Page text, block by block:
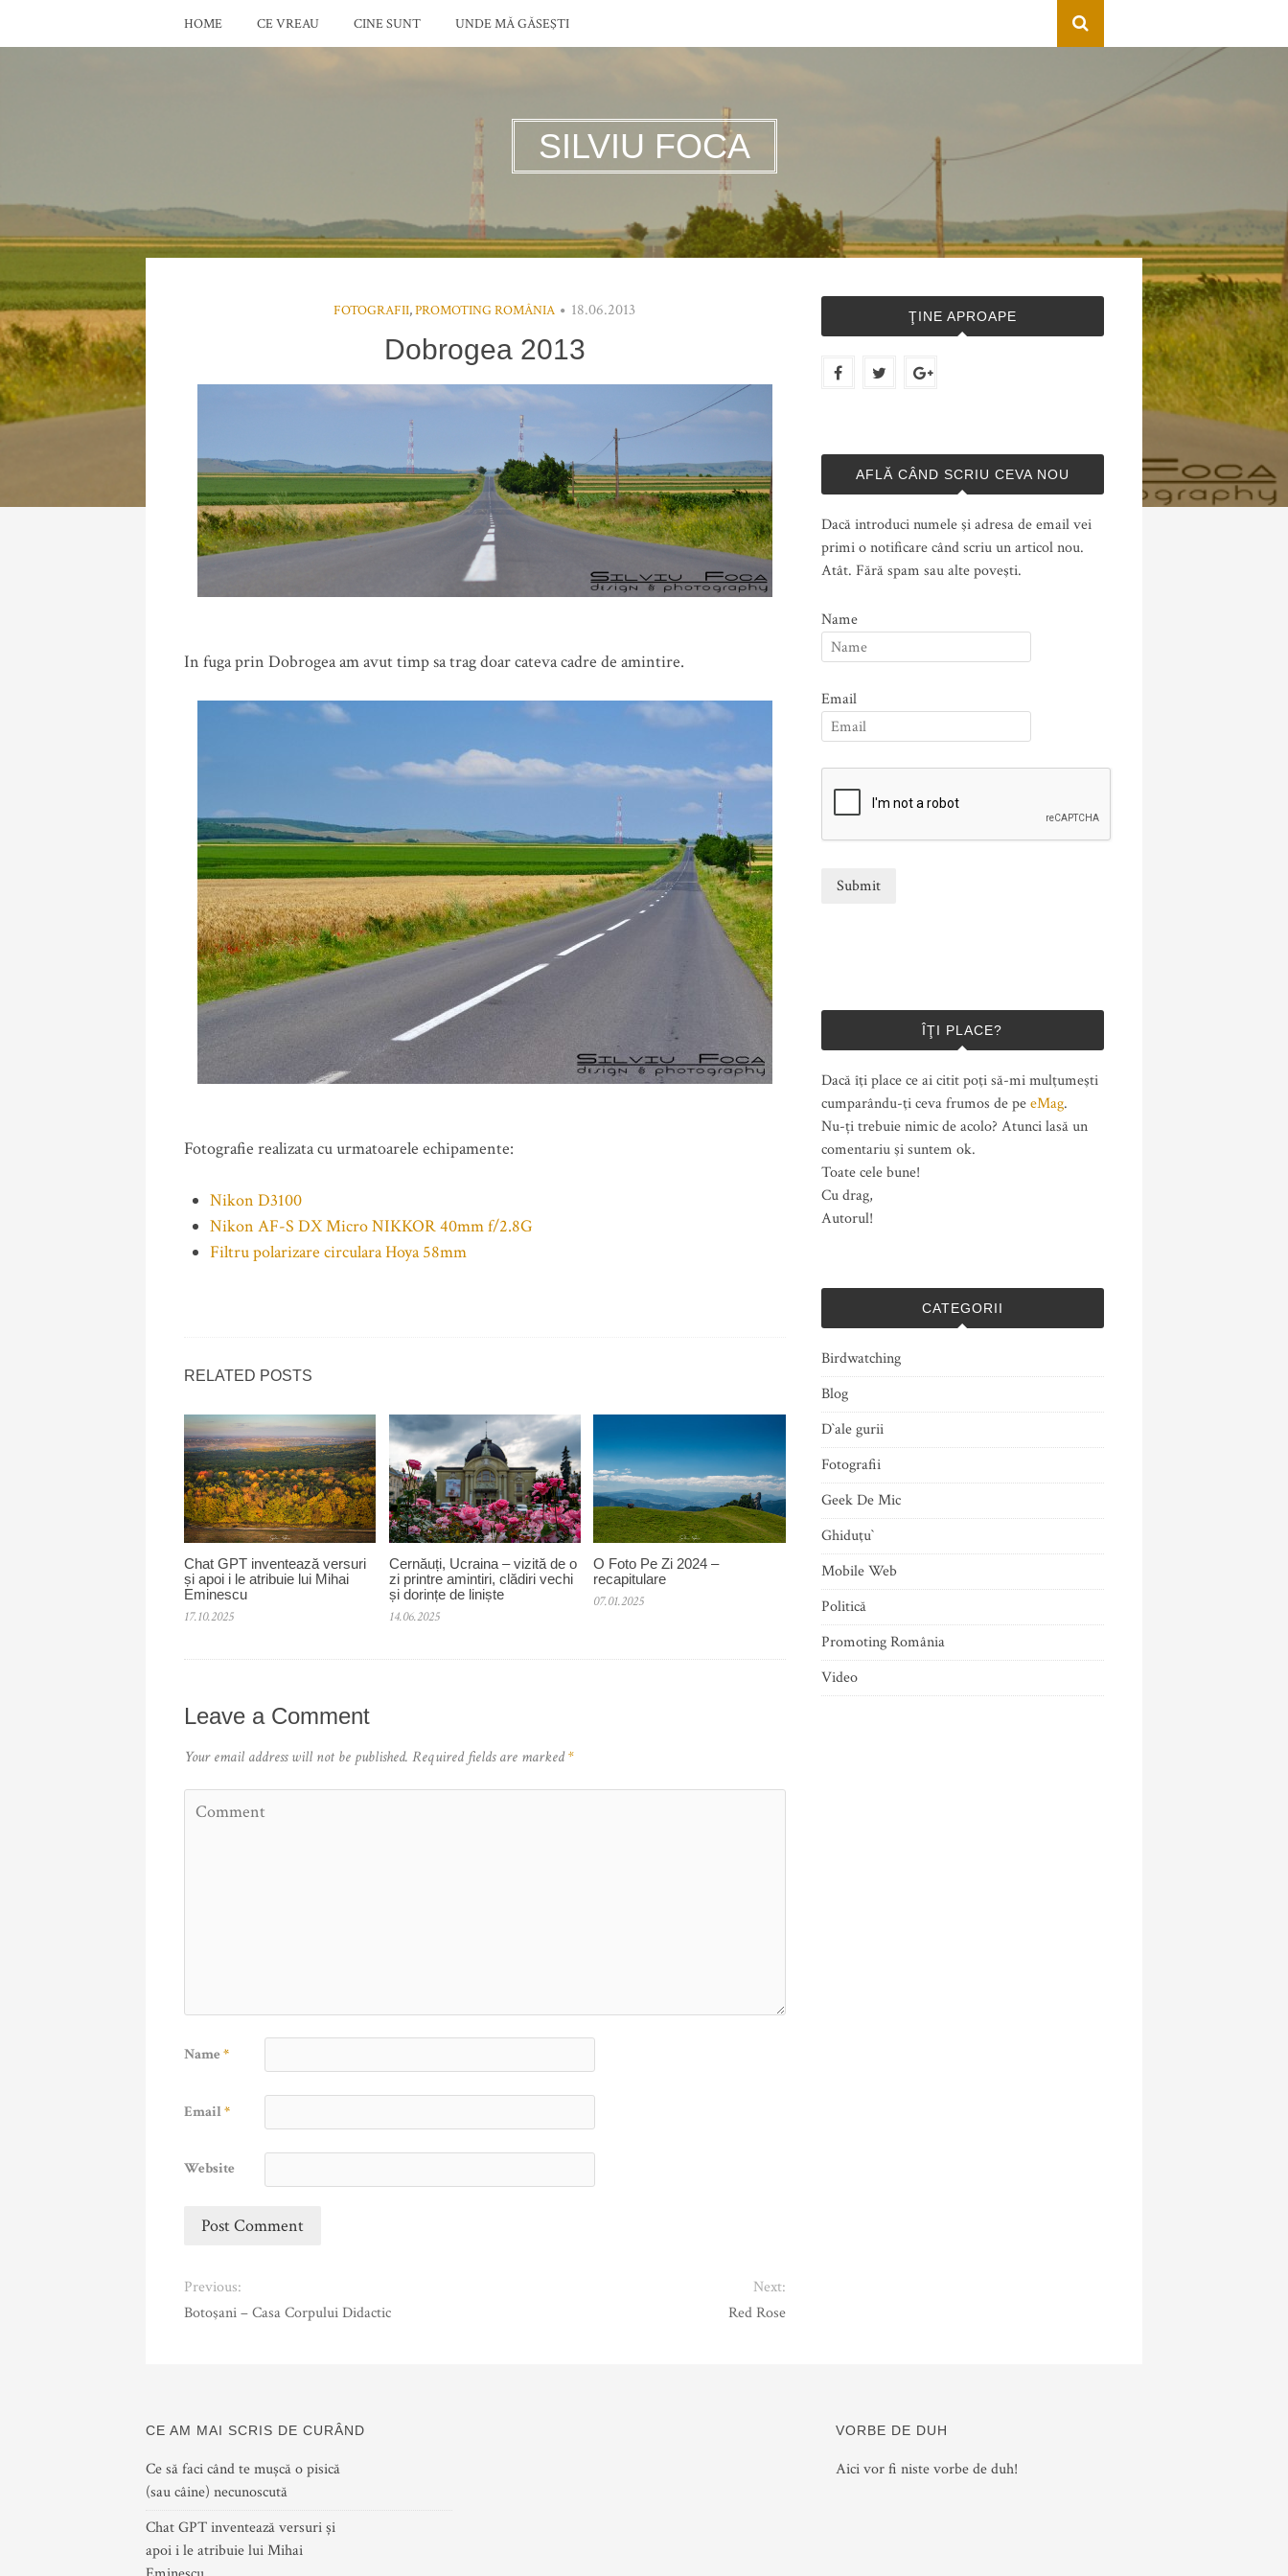
HOME CE VREAU CINE SUNT UNDE MĂ GĂSEŞTI
SILVIU FOCA
FOTOGRAFII,PROMOTING ROMÂNIA 18.06.2013
Dobrogea 2013
In fuga prin Dobrogea am avut timp sa trag doar cateva cadre de amintire.
Fotografie realizata cu urmatoarele echipamente:
Nikon D3100
Nikon AF-S DX Micro NIKKOR 40mm f/2.8G
Filtru polarizare circulara Hoya 58mm
RELATED POSTS
Chat GPT inventează versuri
și apoi i le atribuie lui Mihai
Eminescu
17.10.2025
Cernăuți, Ucraina – vizită de o
zi printre amintiri, clădiri vechi
și dorințe de liniște
14.06.2025
O Foto Pe Zi 2024 –
recapitulare
07.01.2025
Leave a Comment
Your email address will not be published. Required fields are marked*
Name *
Email*
Website
Previous:
Botoşani – Casa Corpului Didactic
Next:
Red Rose
ŢINE APROAPE
AFLĂ CÂND SCRIU CEVA NOU
Dacă introduci numele şi adresa de email vei
primi o notificare când scriu un articol nou.
Atât. Fără spam sau alte poveşti.
Name
Email
ÎŢI PLACE?
Dacă îţi place ce ai citit poţi să-mi mulţumeşti
cumparându-ţi ceva frumos de peeMag.
Nu-ți trebuie nimic de acolo? Atunci lasă un
comentariu şi suntem ok.
Toate cele bune!
Cu drag,
Autorul!
CATEGORII
Birdwatching
Blog
D`ale gurii
Fotografii
Geek De Mic
Ghiduţu`
Mobile Web
Politică
Promoting România
Video
CE AM MAI SCRIS DE CURÂND
Ce să faci când te mușcă o pisică
(sau câine) necunoscută
Chat GPT inventează versuri și
apoi i le atribuie lui Mihai
VORBE DE DUH
Aici vor fi niste vorbe de duh!